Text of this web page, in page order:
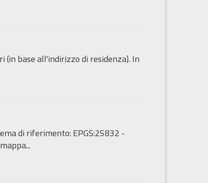
base all'indirizzo di residenza). In
di riferimento: EPGS:25832 -